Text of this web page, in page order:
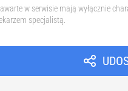
w serwisie mają wyłącznie
specjalistą.